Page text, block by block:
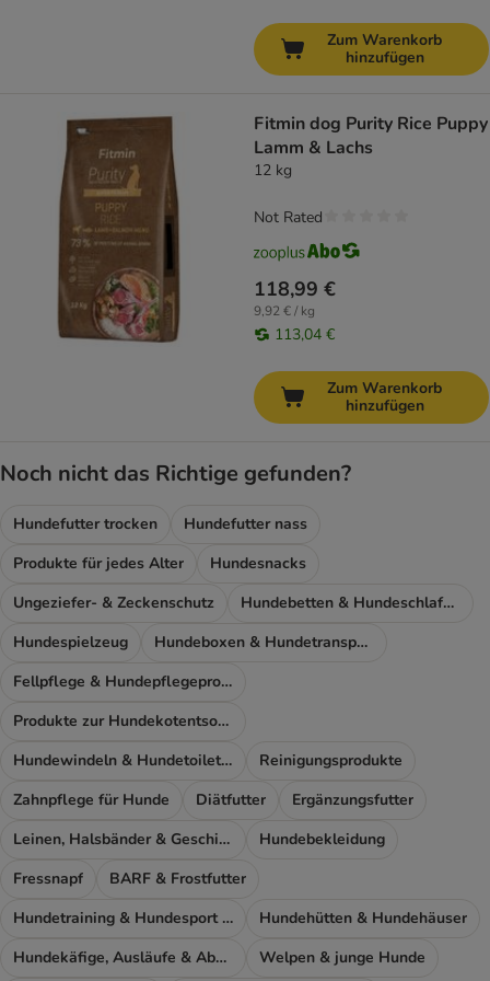
Zum Warenkorb
hinzufügen
Fitmin dog Purity Rice Puppy
Lamm & Lachs
12 kg
118,99 €
9,92 € / kg
113,04 €
Not Rated
Zum Warenkorb
hinzufügen
Noch nicht das Richtige gefunden?
Hundefutter trocken
Hundefutter nass
Produkte für jedes Alter
Hundesnacks
Ungeziefer- & Zeckenschutz
Hundebetten & Hundeschlafplatz
Hundespielzeug
Hundeboxen & Hundetransport
Fellpflege & Hundepflegeprodukte
Produkte zur Hundekotentsorgung
Hundewindeln & Hundetoiletten
Reinigungsprodukte
Zahnpflege für Hunde
Diätfutter
Ergänzungsfutter
Leinen, Halsbänder & Geschirre
Hundebekleidung
Fressnapf
BARF & Frostfutter
Hundetraining & Hundesport Zubehör
Hundehütten & Hundehäuser
Hundekäfige, Ausläufe & Absperrgitter
Welpen & junge Hunde